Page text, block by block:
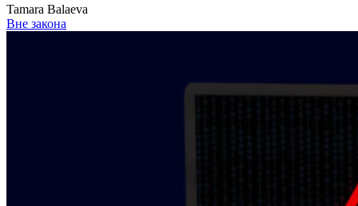
Tamara Balaeva
Вне закона